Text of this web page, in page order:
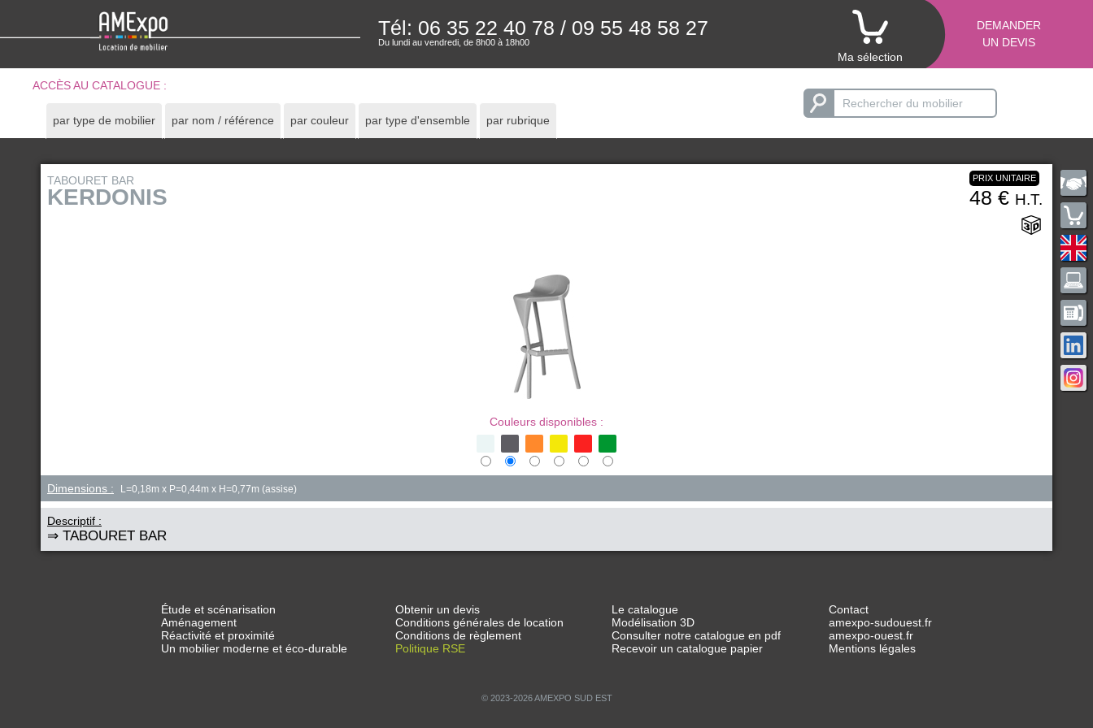
Tél: 06 35 22 40 78 / 09 55 48 58 27
Du lundi au vendredi, de 8h00 à 18h00
Ma sélection
DEMANDER
UN DEVIS
ACCÈS AU CATALOGUE :
par type de mobilier par nom / référence par couleur par type d'ensemble par rubrique
TABOURET BAR
KERDONIS
PRIX UNITAIRE
48 € H.T.
Couleurs disponibles :
Dimensions : L=0,18m x P=0,44m x H=0,77m (assise)
Descriptif :
⇒ TABOURET BAR
Étude et scénarisation
Aménagement
Réactivité et proximité
Un mobilier moderne et éco-durable
Obtenir un devis
Conditions générales de location
Conditions de règlement
Politique RSE
Le catalogue
Modélisation 3D
Consulter notre catalogue en pdf
Recevoir un catalogue papier
Contact
amexpo-sudouest.fr
amexpo-ouest.fr
Mentions légales
© 2023-2026 AMEXPO SUD EST